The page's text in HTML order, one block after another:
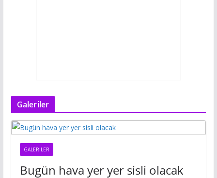
Galeriler
GALERILER
Bugün hava yer yer sisli olacak